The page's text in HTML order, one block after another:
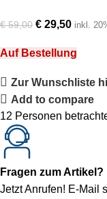
€59,00 € 29,50 inkl.
Auf Bestellung
Zur Wunschliste
Add to compare
12 Personen
Fragen zum Artikel?
Jetzt Anrufen! E-Mail